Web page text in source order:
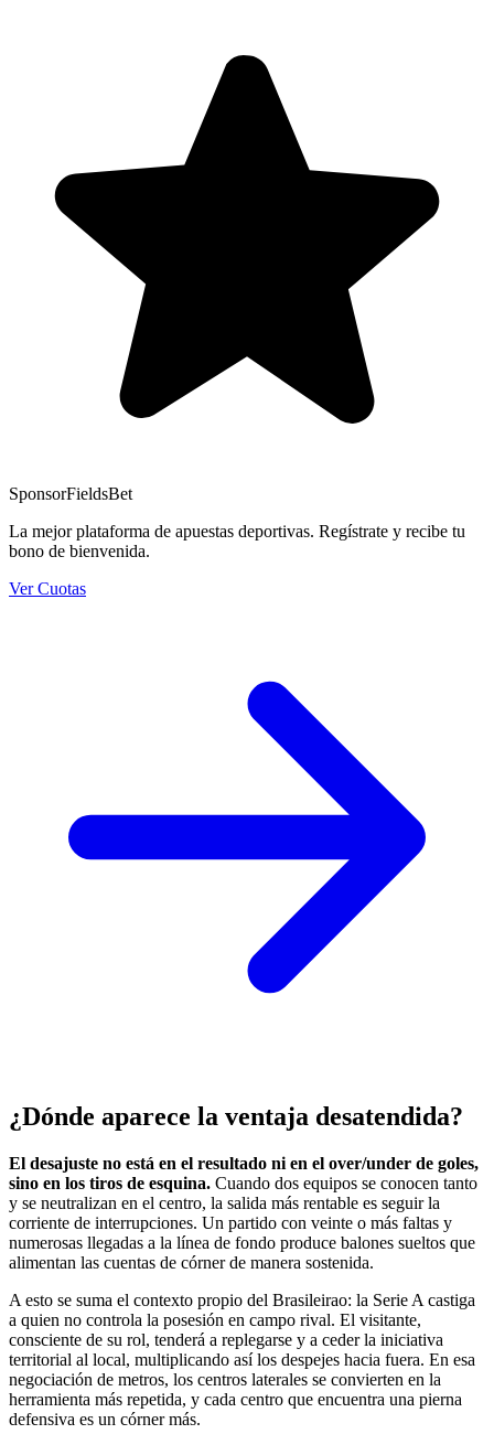
SponsorFieldsBet
La mejor plataforma de apuestas deportivas. Regístrate y recibe tu
bono de bienvenida.
Ver Cuotas
¿Dónde aparece la ventaja desatendida?
El desajuste no está en el resultado ni en el over/under de goles,
sino en los tiros de esquina. Cuando dos equipos se conocen tanto
y se neutralizan en el centro, la salida más rentable es seguir la
corriente de interrupciones. Un partido con veinte o más faltas y
numerosas llegadas a la línea de fondo produce balones sueltos que
alimentan las cuentas de córner de manera sostenida.
A esto se suma el contexto propio del Brasileirao: la Serie A castiga
a quien no controla la posesión en campo rival. El visitante,
consciente de su rol, tenderá a replegarse y a ceder la iniciativa
territorial al local, multiplicando así los despejes hacia fuera. En esa
negociación de metros, los centros laterales se convierten en la
herramienta más repetida, y cada centro que encuentra una pierna
defensiva es un córner más.